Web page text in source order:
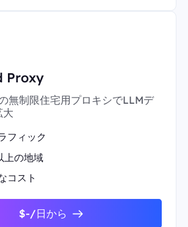
Proxy
無制限住宅用プロキシでLLMデ
大
フィック
上の地域
コスト
$-/日から